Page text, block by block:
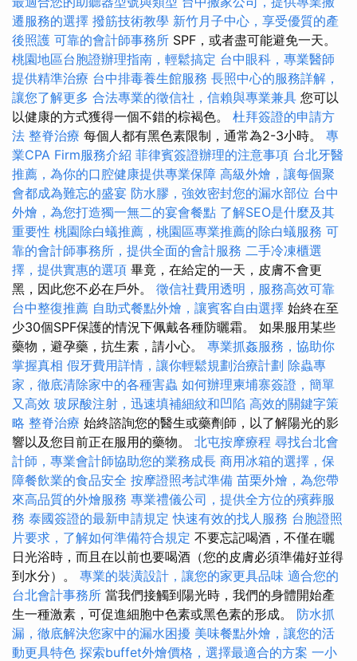
遷服務的選擇 撥筋技術教學 新竹月子中心，享受優質的產
後照護 可靠的會計師事務所 SPF，或者盡可能避免一天。
桃園地區台胞證辦理指南，輕鬆搞定 台中眼科，專業醫師
提供精準治療 台中排毒養生館服務 長照中心的服務詳解，
讓您了解更多 合法專業的徵信社，信賴與專業兼具 您可以
以健康的方式獲得一個不錯的棕褐色。 杜拜簽證的申請方
法 整脊治療 每個人都有黑色素限制，通常為2-3小時。 專
業CPA Firm服務介紹 菲律賓簽證辦理的注意事項 台北牙醫
推薦，為你的口腔健康提供專業保障 高級外燴，讓每個聚
會都成為難忘的盛宴 防水膠，強效密封您的漏水部位 台中
外燴，為您打造獨一無二的宴會餐點 了解SEO是什麼及其
重要性 桃園除白蟻推薦，桃園區專業推薦的除白蟻服務 可
靠的會計師事務所，提供全面的會計服務 二手冷凍櫃選
擇，提供實惠的選項 畢竟，在給定的一天，皮膚不會更
黑，因此您不必在戶外。 徵信社費用透明，服務高效可靠
台中整復推薦 自助式餐點外燴，讓賓客自由選擇 始終在至
少30個SPF保護的情況下佩戴各種防曬霜。 如果服用某些
藥物，避孕藥，抗生素，請小心。 專業抓姦服務，協助你
掌握真相 假牙費用詳情，讓你輕鬆規劃治療計劃 除蟲專
家，徹底清除家中的各種害蟲 如何辦理柬埔寨簽證，簡單
又高效 玻尿酸注射，迅速填補細紋和凹陷 高效的關鍵字策
略 整脊治療 始終諮詢您的醫生或藥劑師，以了解陽光的影
響以及您目前正在服用的藥物。 北屯按摩療程 尋找台北會
計師，專業會計師協助您的業務成長 商用冰箱的選擇，保
障餐飲業的食品安全 按摩證照考試準備 苗栗外燴，為您帶
來高品質的外燴服務 專業禮儀公司，提供全方位的殯葬服
務 泰國簽證的最新申請規定 快速有效的找人服務 台胞證照
片要求，了解如何準備符合規定 不要忘記喝酒，不僅在曬
日光浴時，而且在以前也要喝酒（您的皮膚必須準備好並得
到水分）。 專業的裝潢設計，讓您的家更具品味 適合您的
台北會計事務所 當我們接觸到陽光時，我們的身體開始產
生一種激素，可促進細胞中色素或黑色素的形成。 防水抓
漏，徹底解決您家中的漏水困擾 美味餐點外燴，讓您的活
動更具特色 探索buffet外燴價格，選擇最適合的方案 一小